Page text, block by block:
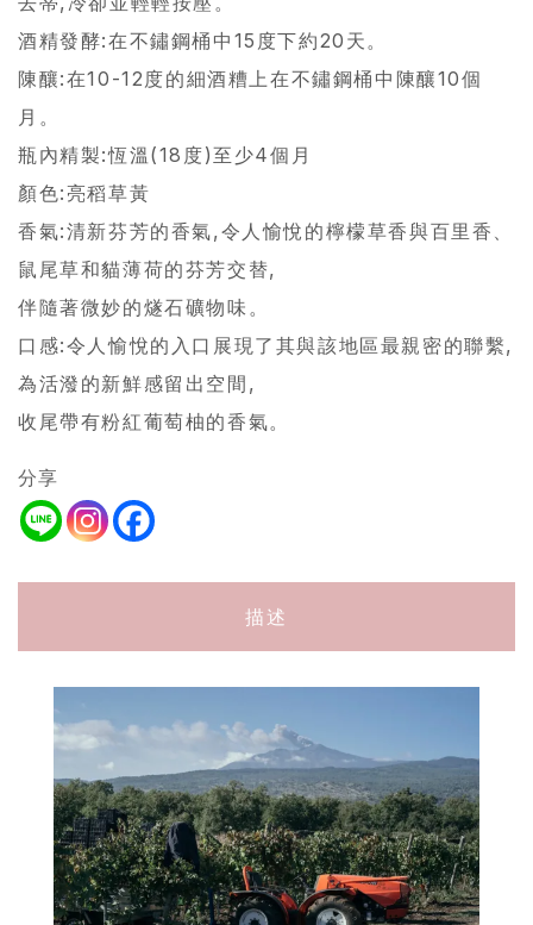
酒精發酵:在不鏽鋼桶中15度下約20天。
陳釀:在10-12度的細酒糟上在不鏽鋼桶中陳釀10個
月。
瓶內精製:恆溫(18度)至少4個月
顏色:亮稻草黃
香氣:清新芬芳的香氣,令人愉悅的檸檬草香與百里香、
鼠尾草和貓薄荷的芬芳交替,
伴隨著微妙的燧石礦物味。
口感:令人愉悅的入口展現了其與該地區最親密的聯繫,
為活潑的新鮮感留出空間,
收尾帶有粉紅葡萄柚的香氣。
分享
描述